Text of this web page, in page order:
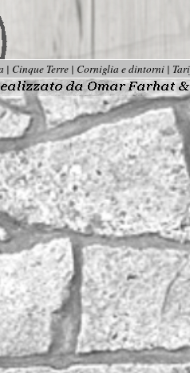
| Cinque Terre| Corniglia e dintorni|